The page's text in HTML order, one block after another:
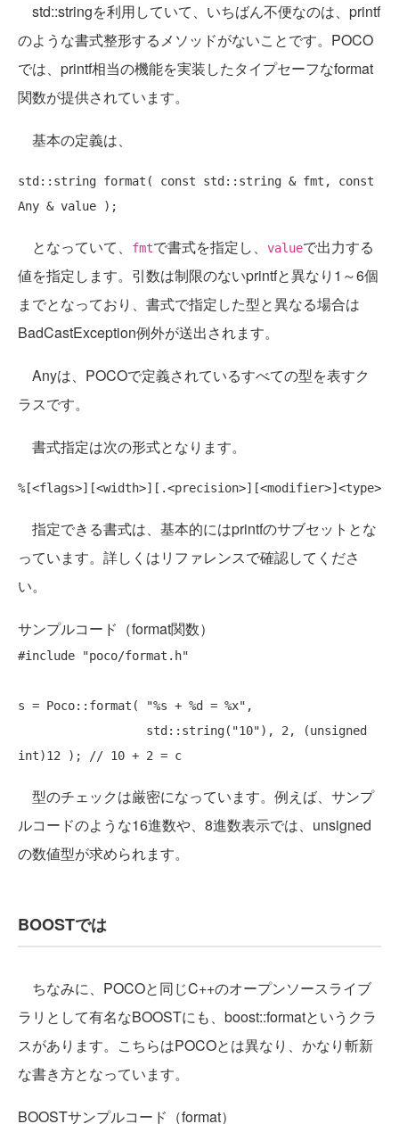
std::stringを利用していて、いちばん不便なのは、printf
のような書式整形するメソッドがないことです。POCO
では、printf相当の機能を実装したタイプセーフなformat
関数が提供されています。
基本の定義は、
std::string format( const std::string & fmt, const
となっていて、 fmtで書式を指定し、 valueで出力する
値を指定します。引数は制限のないprintfと異なり1～6個
までとなっており、書式で指定した型と異なる場合は
BadCastException例外が送出されます。
Anyは、POCOで定義されているすべての型を表すク
ラスです。
書式指定は次の形式となります。
指定できる書式は、基本的にはprintfのサブセットとな
っています。詳しくはリファレンスで確認してくださ
い。
サンプルコード（format関数）
#include "poco/format.h"
s = Poco::format( "%s + %d = %x" ,
                  std::string(
"10"), 2, (unsigned
int)12 ); // 10 + 2 = c
型のチェックは厳密になっています。例えば、サンプ
ルコードのような16進数や、8進数表示では、unsigned
の数値型が求められます。
BOOSTでは
ちなみに、POCOと同じC++のオープンソースライブ
ラリとして有名なBOOSTにも、boost::formatというクラ
スがあります。こちらはPOCOとは異なり、かなり斬新
な書き方となっています。
BOOSTサンプルコード（format）